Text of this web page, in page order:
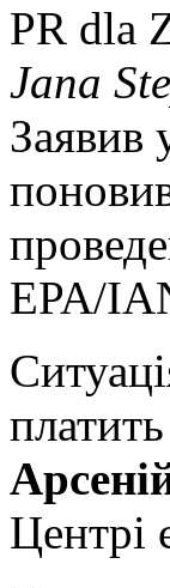
PR dla
Jana
Заявив
EPA/
Центрі